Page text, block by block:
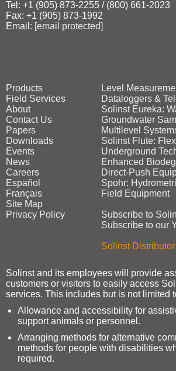
Tel: +1 (905) 873‑2255 / (800) 661‑2023
Fax: +1 (905) 873‑1992
Email: [email protected]
Products
Field Services
About
Contact Us
Papers
Downloads
Events
News
Careers
Español
Français
Site Map
Privacy Policy
Level
Dataloggers &
Solinst Eureka:
Groundwater
Multilevel
Solinst Flute:
Underground
Enhanced
Direct‑Push
Spohr:
Field Equipment
Subscribe to
Subscribe to our
Solinst
Solinst and its employees will provide
customers or visitors to easily access
services. This includes but is not limited
Allowance and accessibility for
support animals or personnel.
Arranging methods for alternative
methods for people with disabilities
required.